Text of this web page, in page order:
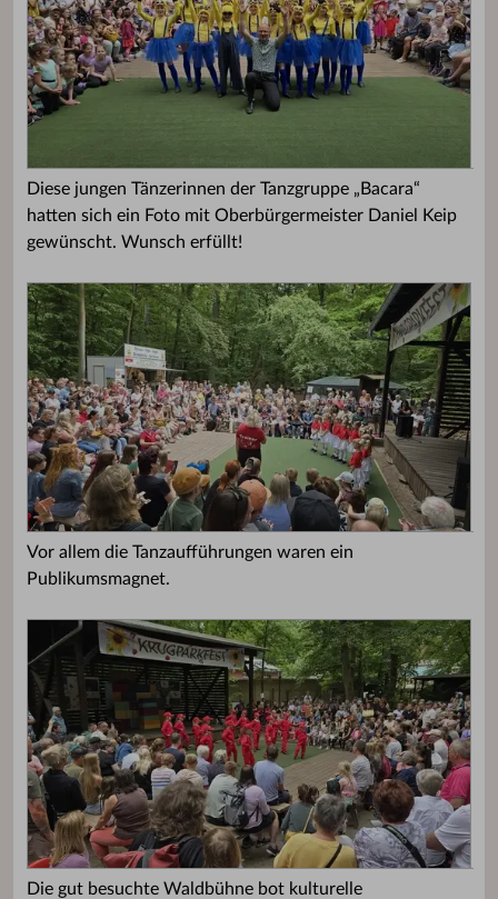
Diese jungen Tänzerinnen der Tanzgruppe „Bacara“
hatten sich ein Foto mit Oberbürgermeister Daniel Keip
gewünscht. Wunsch erfüllt!
Vor allem die Tanzaufführungen waren ein
Publikumsmagnet.
Die gut besuchte Waldbühne bot kulturelle